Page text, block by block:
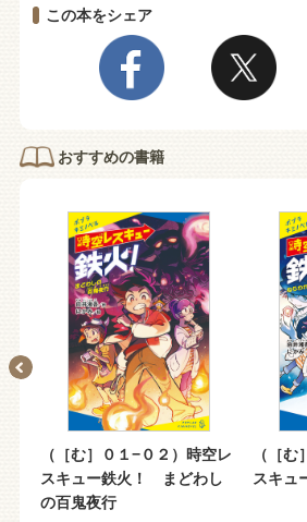
この本をシェア
おすすめの書籍
（［む］０１−０２）時空レ
スキュー鉄火！ まどわし
の百鬼夜行
（［
スキュ